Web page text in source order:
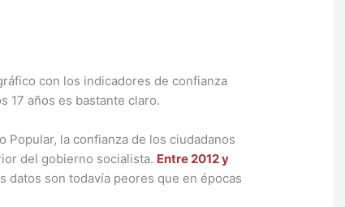
con los indicadores de confianza
17 años es bastante claro.
Popular, la confianza de los ciudadanos
del gobierno socialista. Entre 2012 y
datos son todavía peores que en épocas